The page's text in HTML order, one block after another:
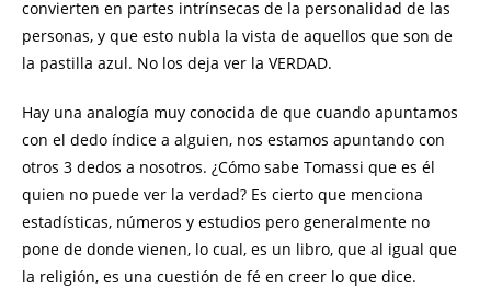
convierten en partes intrínsecas de la personalidad de las
personas, y que esto nubla la vista de aquellos que son de
la pastilla azul. No los deja ver la VERDAD.
Hay una analogía muy conocida de que cuando apuntamos
con el dedo índice a alguien, nos estamos apuntando con
otros 3 dedos a nosotros. ¿Cómo sabe Tomassi que es él
quien no puede ver la verdad? Es cierto que menciona
estadísticas, números y estudios pero generalmente no
pone de donde vienen, lo cual, es un libro, que al igual que
la religión, es una cuestión de fé en creer lo que dice.